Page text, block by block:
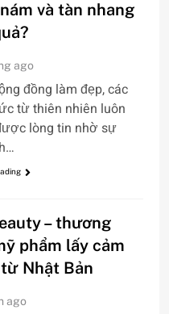
và tàn nhang
ago
đồng làm đẹp, các
từ thiên nhiên luôn
lòng tin nhờ sự
– thương
phẩm lấy cảm
Nhật Bản
ago